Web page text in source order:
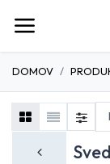
DOMOV